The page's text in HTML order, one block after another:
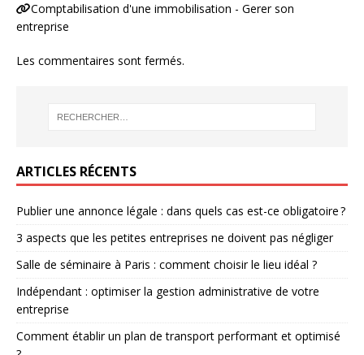
Comptabilisation d'une immobilisation - Gerer son
entreprise
Les commentaires sont fermés.
ARTICLES RÉCENTS
Publier une annonce légale : dans quels cas est-ce obligatoire ?
3 aspects que les petites entreprises ne doivent pas négliger
Salle de séminaire à Paris : comment choisir le lieu idéal ?
Indépendant : optimiser la gestion administrative de votre
entreprise
Comment établir un plan de transport performant et optimisé